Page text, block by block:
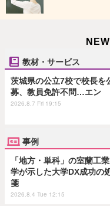
教材・サービス
茨城県の公立7校で校長を
募、教員免許不問…エン
2026.8.7 Fri 19:15
事例
「地方・単科」の室蘭工
学が示した大学DX成功の
箋
2026.8.4 Tue 12:15